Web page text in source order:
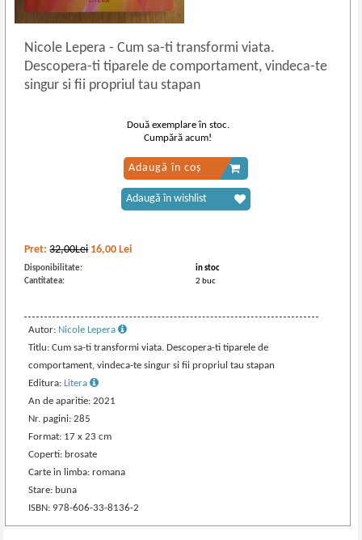
Nicole Lepera- Cum sa-ti transformi viata.
Descopera-ti tiparele de comportament, vindeca-te
singur si fii propriul tau stapan
Pret:32,00Lei 16,00 Lei
Disponibilitate:
in stoc
Cantitatea:
2 buc
Autor: Nicole Lepera
Titlu: Cum sa-ti transformi viata. Descopera-ti tiparele de
comportament, vindeca-te singur si fii propriul tau stapan
Editura:Litera
An de aparitie: 2021
Nr. pagini: 285
Format: 17 x 23 cm
Coperti: brosate
Carte in limba: romana
Stare: buna
ISBN: 978-606-33-8136-2
Două exemplare în stoc.
Cumpără acum!
Adaugă în coș
Adaugă în wishlist